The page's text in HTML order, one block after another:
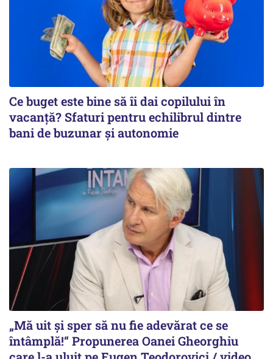
Ce buget este bine să îi dai copilului în
vacanță? Sfaturi pentru echilibrul dintre
bani de buzunar și autonomie
„Mă uit și sper să nu fie adevărat ce se
întâmplă!“ Propunerea Oanei Gheorghiu